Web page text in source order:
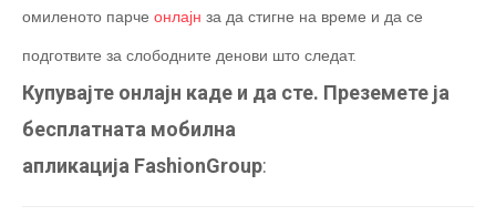
омиленото парче онлајн за да стигне на време и да се
подготвите за слободните денови што следат.
Купувајте онлајн каде и да сте. Преземете ја
бесплатната мобилна
апликација FashionGroup: